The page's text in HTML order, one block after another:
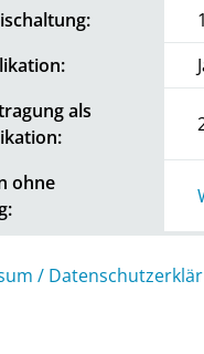
als
ohne
/